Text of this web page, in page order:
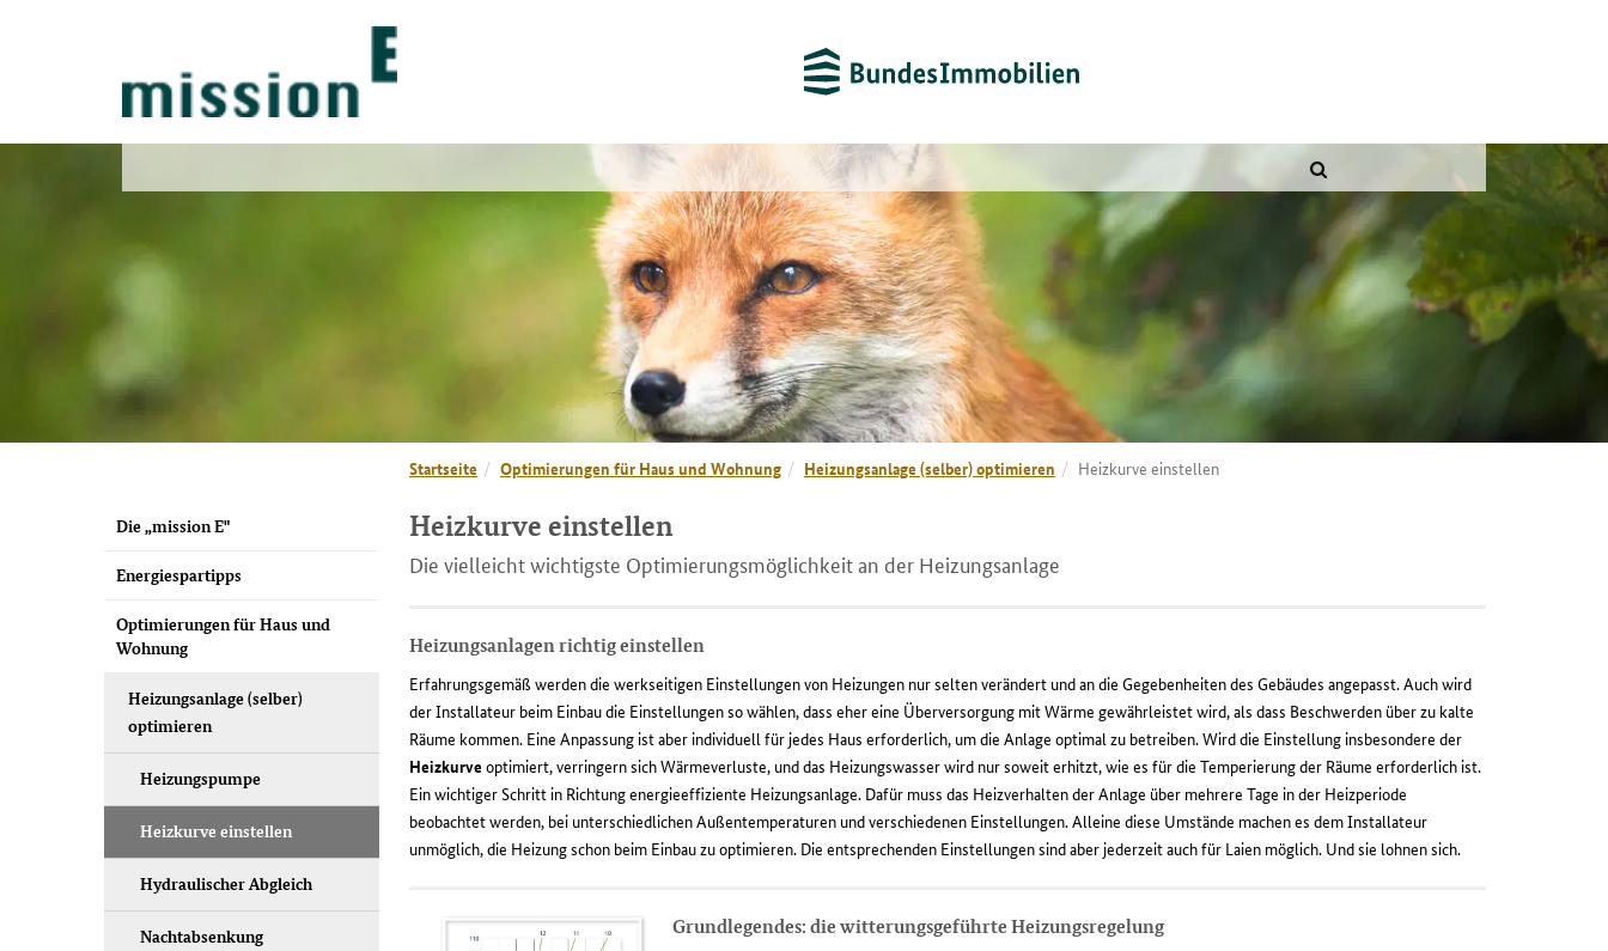
Die „mission E"
Energiespartipps
Optimierungen für Haus und
Wohnung
Heizungsanlage (selber)
optimieren
Heizungspumpe
Heizkurve einstellen
Hydraulischer Abgleich
Nachtabsenkung
Startseite Optimierungen für Haus und Wohnung Heizungsanlage (selber) optimieren Heizkurve einstellen
Heizkurve einstellen
Die vielleicht wichtigste Optimierungsmöglichkeit an der Heizungsanlage
Heizungsanlagen richtig einstellen
Erfahrungsgemäß werden die werkseitigen Einstellungen von Heizungen nur selten verändert und an die Gegebenheiten des Gebäudes angepasst. Auch wird
der Installateur beim Einbau die Einstellungen so wählen, dass eher eine Überversorgung mit Wärme gewährleistet wird, als dass Beschwerden über zu kalte
Räume kommen. Eine Anpassung ist aber individuell für jedes Haus erforderlich, um die Anlage optimal zu betreiben. Wird die Einstellung insbesondere der
Heizkurve optimiert, verringern sich Wärmeverluste, und das Heizungswasser wird nur soweit erhitzt, wie es für die Temperierung der Räume erforderlich ist.
Ein wichtiger Schritt in Richtung energieeffiziente Heizungsanlage. Dafür muss das Heizverhalten der Anlage über mehrere Tage in der Heizperiode
beobachtet werden, bei unterschiedlichen Außentemperaturen und verschiedenen Einstellungen. Alleine diese Umstände machen es dem Installateur
unmöglich, die Heizung schon beim Einbau zu optimieren. Die entsprechenden Einstellungen sind aber jederzeit auch für Laien möglich. Und sie lohnen sich.
Grundlegendes: die witterungsgeführte Heizungsregelung